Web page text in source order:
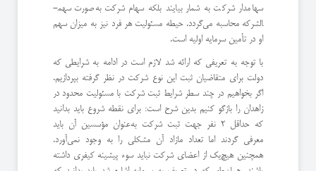
سهامدار شرکت به شمار بیایند بلکه سهام شرکت به‌صورت سهم­
الشرکه محاسبه می‌گردد. حیطه مسئولیت هر فرد نیز به میزان سهم
او در تأمین سرمایه اولیه است.
با توجه به تعریفی که ارائه شد لازم است در ادامه به شرایطی که
دولت برای متقاضیان ثبت این نوع شرکت در نظر گرفته بپردازیم.
اگر بخواهیم در چند سطر شرایط ثبت شرکت با مسئولیت محدود در
زاهدان را بازگو کنیم بدین شرح است: برای نقطه شروع باید بدانید
که حداقل 2 نفر جهت ثبت شرکت به‌عنوان مؤسسین آن باید
معرفی گردند اما تعداد مازاد آن مشکلی را به وجود نمی‌آورد.
همچنین هیچ‌یک از اعضای شرکت نباید سوء پیشینه کیفری داشته